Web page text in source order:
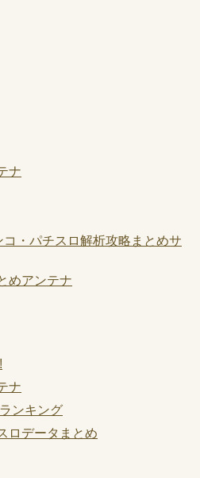
ナ
・パチスロ解析攻略まとめサ
めアンテナ
ナ
ンキング
ロデータまとめ